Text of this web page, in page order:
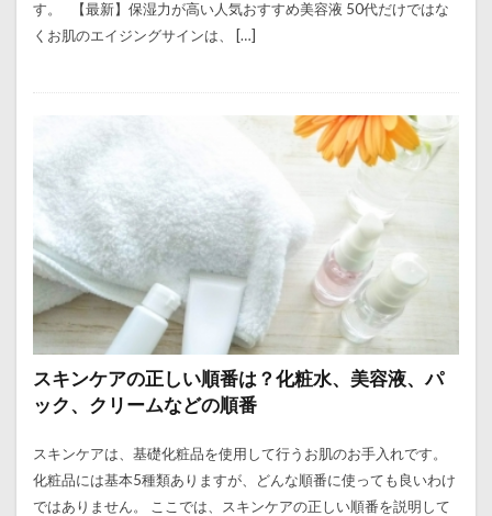
す。 【最新】保湿力が高い人気おすすめ美容液 50代だけではな
くお肌のエイジングサインは、 […]
スキンケアの正しい順番は？化粧水、美容液、パ
ック、クリームなどの順番
スキンケアは、基礎化粧品を使用して行うお肌のお手入れです。
化粧品には基本5種類ありますが、どんな順番に使っても良いわけ
ではありません。 ここでは、スキンケアの正しい順番を説明して